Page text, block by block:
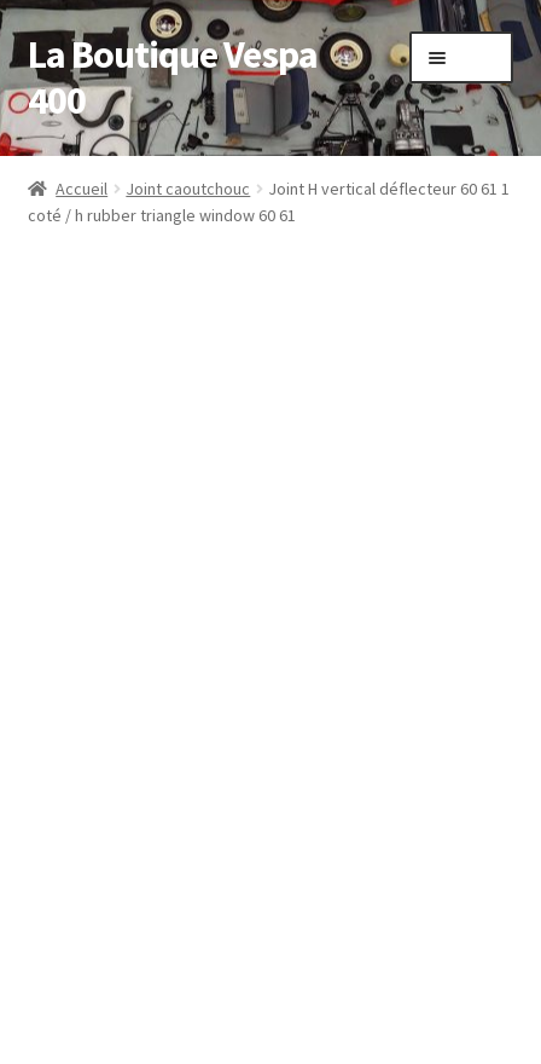
Aller
à
la
navigation
Aller
au
contenu
La Boutique Vespa
400
Accueil
Boutique
Accueil Joint caoutchouc
Joint H vertical déflecteur 60 61 1
coté / h rubber triangle window 60 61